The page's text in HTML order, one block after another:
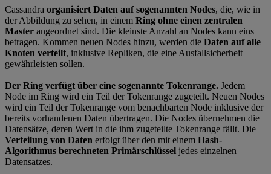
Cassandra organisiert Daten auf sogenannten Nodes, die, wie in
der Abbildung zu sehen, in einem Ring ohne einen zentralen
Master angeordnet sind. Die kleinste Anzahl an Nodes kann eins
betragen. Kommen neuen Nodes hinzu, werden die Daten auf alle
Knoten verteilt, inklusive Repliken, die eine Ausfallsicherheit
gewährleisten sollen.
Der Ring verfügt über eine sogenannte Tokenrange. Jedem
Node im Ring wird ein Teil der Tokenrange zugeteilt. Neuen Nodes
wird ein Teil der Tokenrange vom benachbarten Node inklusive der
bereits vorhandenen Daten übertragen. Die Nodes übernehmen die
Datensätze, deren Wert in die ihm zugeteilte Tokenrange fällt. Die
Verteilung von Daten erfolgt über den mit einem Hash-
Algorithmus berechneten Primärschlüssel jedes einzelnen
Datensatzes.